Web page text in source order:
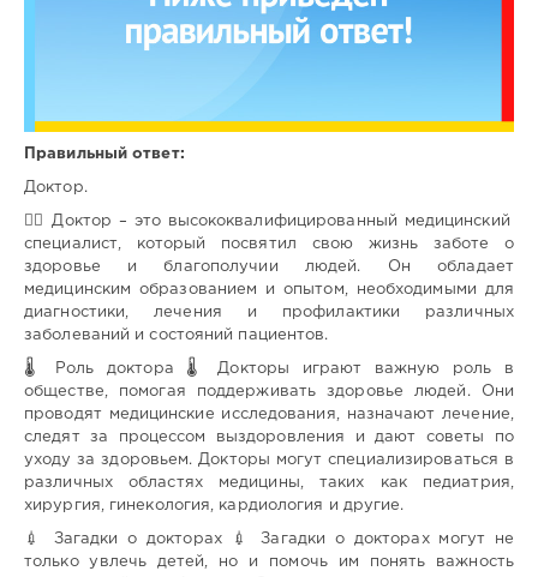
Правильный ответ:
Доктор.
👩‍⚕️ Доктор – это высококвалифицированный медицинский
специалист, который посвятил свою жизнь заботе о
здоровье и благополучии людей. Он обладает
медицинским образованием и опытом, необходимыми для
диагностики, лечения и профилактики различных
заболеваний и состояний пациентов.
🌡️ Роль доктора 🌡️ Докторы играют важную роль в
обществе, помогая поддерживать здоровье людей. Они
проводят медицинские исследования, назначают лечение,
следят за процессом выздоровления и дают советы по
уходу за здоровьем. Докторы могут специализироваться в
различных областях медицины, таких как педиатрия,
хирургия, гинекология, кардиология и другие.
💉 Загадки о докторах 💉 Загадки о докторах могут не
только увлечь детей, но и помочь им понять важность